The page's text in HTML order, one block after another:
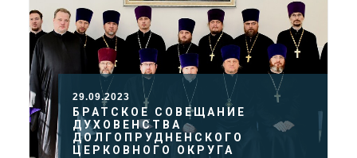
29.09.2023
БРАТСКОЕ СОВЕЩАНИЕ
ДУХОВЕНСТВА
ДОЛГОПРУДНЕНСКОГО
ЦЕРКОВНОГО ОКРУГА